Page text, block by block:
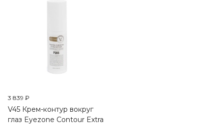
3 839 ₽
V45 Крем-контур вокруг
глаз Eyezone Contour Extra